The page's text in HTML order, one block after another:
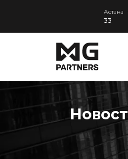
Астана
33